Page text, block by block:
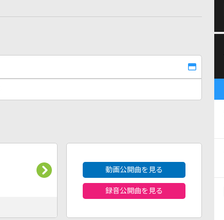
動画公開曲を見る
録音公開曲を見る